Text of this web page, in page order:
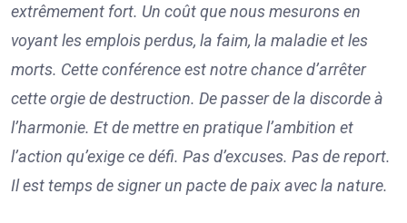
extrêmement fort. Un coût que nous mesurons en
voyant les emplois perdus, la faim, la maladie et les
morts. Cette conférence est notre chance d’arrêter
cette orgie de destruction. De passer de la discorde à
l’harmonie. Et de mettre en pratique l’ambition et
l’action qu’exige ce défi. Pas d’excuses. Pas de report.
Il est temps de signer un pacte de paix avec la nature.